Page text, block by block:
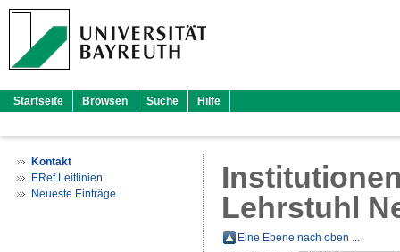
Startseite Browsen Suche Hilfe
Kontakt
ERef Leitlinien
Neueste Einträge
Lehrstuhl
Eine Ebene nach oben ...